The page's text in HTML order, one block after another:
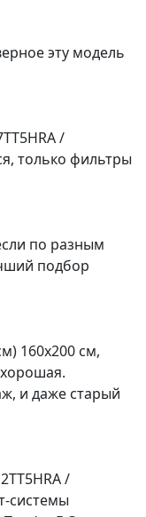
эту модель
/
только фильтры
по разным
подбор
160х200 см,
и даже старый
/
системы